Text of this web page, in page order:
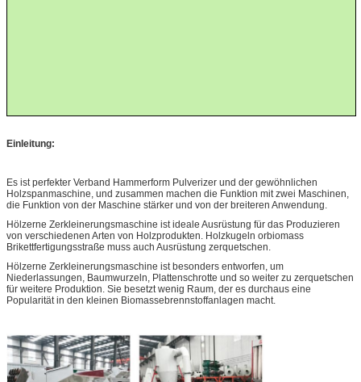
Einleitung:
Es ist perfekter Verband Hammerform Pulverizer und der gewöhnlichen
Holzspanmaschine, und zusammen machen die Funktion mit zwei Maschinen,
die Funktion von der Maschine stärker und von der breiteren Anwendung.
Hölzerne Zerkleinerungsmaschine ist ideale Ausrüstung für das Produzieren
von verschiedenen Arten von Holzprodukten. Holzkugeln orbiomass
Brikettfertigungsstraße muss auch Ausrüstung zerquetschen.
Hölzerne Zerkleinerungsmaschine ist besonders entworfen, um
Niederlassungen, Baumwurzeln, Plattenschrotte und so weiter zu zerquetschen
für weitere Produktion. Sie besetzt wenig Raum, der es durchaus eine
Popularität in den kleinen Biomassebrennstoffanlagen macht.